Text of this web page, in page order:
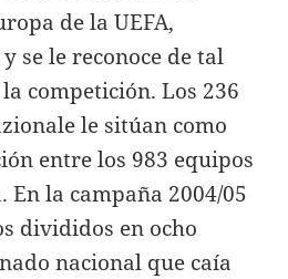
de la UEFA,
se le reconoce de tal
competición. Los 236
le sitúan como
entre los 983 equipos
la campaña 2004/05
divididos en ocho
nacional que caía